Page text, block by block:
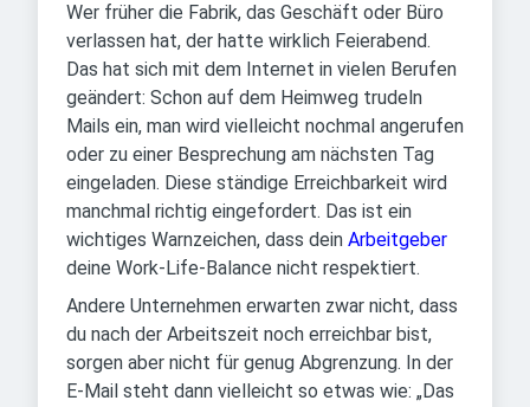
Wer früher die Fabrik, das Geschäft oder Büro
verlassen hat, der hatte wirklich Feierabend.
Das hat sich mit dem Internet in vielen Berufen
geändert: Schon auf dem Heimweg trudeln
Mails ein, man wird vielleicht nochmal angerufen
oder zu einer Besprechung am nächsten Tag
eingeladen. Diese ständige Erreichbarkeit wird
manchmal richtig eingefordert. Das ist ein
wichtiges Warnzeichen, dass dein Arbeitgeber
deine Work-Life-Balance nicht respektiert.
Andere Unternehmen erwarten zwar nicht, dass
du nach der Arbeitszeit noch erreichbar bist,
sorgen aber nicht für genug Abgrenzung. In der
E-Mail steht dann vielleicht so etwas wie: „Das